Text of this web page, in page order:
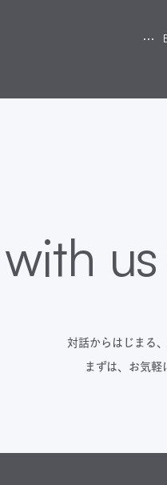
対話からはじまる
まずは、お気軽